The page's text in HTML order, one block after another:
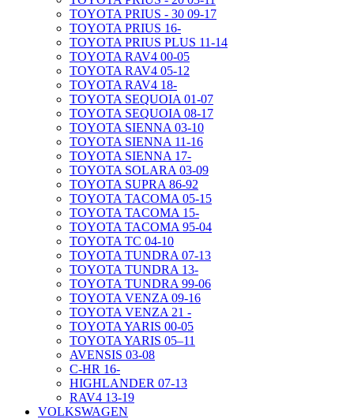
TOYOTA PRIUS - 30 09-17
TOYOTA PRIUS 16-
TOYOTA PRIUS PLUS 11-14
TOYOTA RAV4 00-05
TOYOTA RAV4 05-12
TOYOTA RAV4 18-
TOYOTA SEQUOIA 01-07
TOYOTA SEQUOIA 08-17
TOYOTA SIENNA 03-10
TOYOTA SIENNA 11-16
TOYOTA SIENNA 17-
TOYOTA SOLARA 03-09
TOYOTA SUPRA 86-92
TOYOTA TACOMA 05-15
TOYOTA TACOMA 15-
TOYOTA TACOMA 95-04
TOYOTA TC 04-10
TOYOTA TUNDRA 07-13
TOYOTA TUNDRA 13-
TOYOTA TUNDRA 99-06
TOYOTA VENZA 09-16
TOYOTA VENZA 21 -
TOYOTA YARIS 00-05
TOYOTA YARIS 05–11
AVENSIS 03-08
C-HR 16-
HIGHLANDER 07-13
RAV4 13-19
VOLKSWAGEN